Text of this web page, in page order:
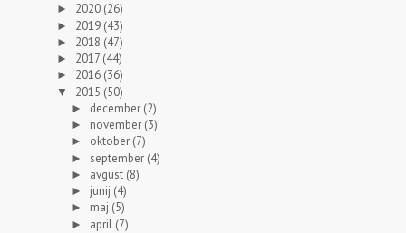
► 2020 (26)
► 2019 (43)
► 2018 (47)
► 2017 (44)
► 2016 (36)
▼ 2015 (50)
► december (2)
► november (3)
► oktober (7)
► september (4)
► avgust (8)
► junij (4)
► maj (5)
► april (7)